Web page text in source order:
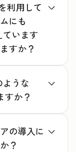
利用して
にも
います
すか？
うな
すか？
の導入に
？